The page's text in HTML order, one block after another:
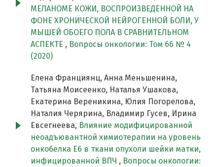
МЕЛАНОМЕ КОЖИ, ВОСПРОИЗВЕДЕННОЙ НА
ФОНЕ ХРОНИЧЕСКОЙ НЕЙРОГЕННОЙ БОЛИ, У
МЫШЕЙ ОБОЕГО ПОЛА В СРАВНИТЕЛЬНОМ
АСПЕКТЕ , Вопросы онкологии: Том 66 № 4
(2020)
Елена Франциянц, Анна Меньшенина,
Татьяна Моисеенко, Наталья Ушакова,
Екатерина Вереникина, Юлия Погорелова,
Наталия Черярина, Владимир Гусев, Ирина
Евсегнеева, Влияние модифицированной
неоадъювантной химиотерапии на уровень
онкобелка Е6 в ткани опухоли шейки матки,
инфицированной ВПЧ , Вопросы онкологии: